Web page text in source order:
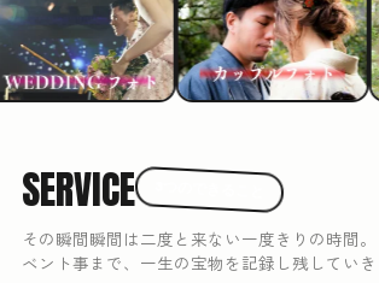
SERVICE
その瞬間瞬間は二度と来ない一度きりの時間
ベント事まで、一生の宝物を記録し残していき